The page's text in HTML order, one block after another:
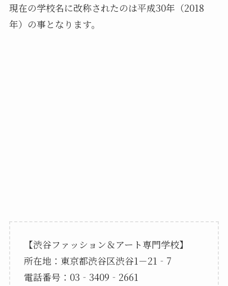
現在の学校名に改称されたのは平成30年（2018
年）の事となります。
【渋谷ファッション＆アート専門学校】
所在地：東京都渋谷区渋谷1－21‐7
電話番号：03‐3409‐2661